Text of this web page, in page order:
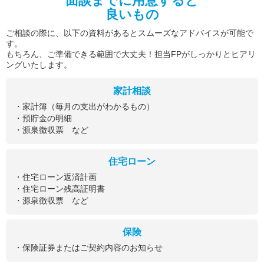
良いもの
ご相談の際に、以下の資料があるとスムーズなアドバイスが可能で
す。
もちろん、ご準備できる範囲で大丈夫！担当FPがしっかりとヒアリ
ングいたします。
家計相談
・家計簿（毎月の支出がわかるもの）
・預貯金の明細
・源泉徴収票 など
住宅ローン
・住宅ローン返済計画
・住宅ローン残高証明書
・源泉徴収票 など
保険
・保険証券またはご契約内容のお知らせ